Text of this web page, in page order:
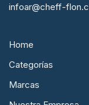
infoar@cheff-
Home
Categorías
Marcas